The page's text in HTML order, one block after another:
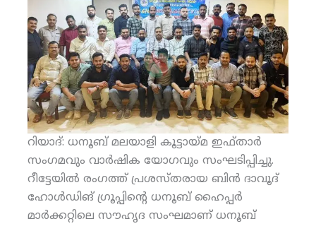
റിയാദ്: ധനൂബ് മലയാളി കൂട്ടായ്മ ഇഫ്താര്‍
സംഗമവും വാര്‍ഷിക യോഗവും സംഘടിപ്പിച്ചു.
റീട്ടേയില്‍ രംഗത്ത് പ്രശസ്തരായ ബിന്‍ ദാവൂദ്
ഹോള്‍ഡിങ് ഗ്രൂപ്പിന്റെ ധനൂബ് ഹൈപ്പര്‍
മാര്‍ക്കറ്റിലെ സൗഹൃദ സംഘമാണ് ധനൂബ്